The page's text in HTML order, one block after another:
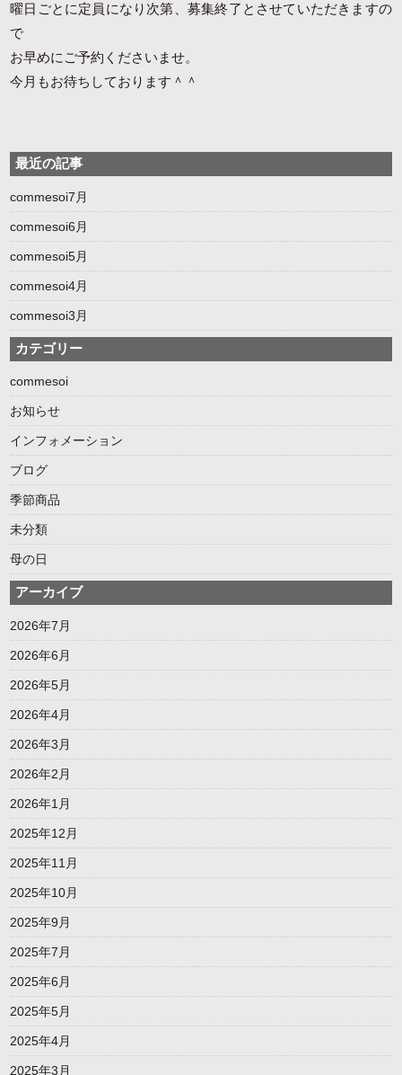
曜日ごとに定員になり次第、募集終了とさせていただきますの
で
お早めにご予約くださいませ。
今月もお待ちしております＾＾
最近の記事
commesoi7月
commesoi6月
commesoi5月
commesoi4月
commesoi3月
カテゴリー
commesoi
お知らせ
インフォメーション
ブログ
季節商品
未分類
母の日
アーカイブ
2026年7月
2026年6月
2026年5月
2026年4月
2026年3月
2026年2月
2026年1月
2025年12月
2025年11月
2025年10月
2025年9月
2025年7月
2025年6月
2025年5月
2025年4月
2025年3月